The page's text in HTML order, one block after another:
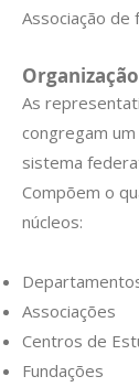
Associação de
As
congregam
sistema
Compõem o
núcleos:
Associações
Centros de
Fundações